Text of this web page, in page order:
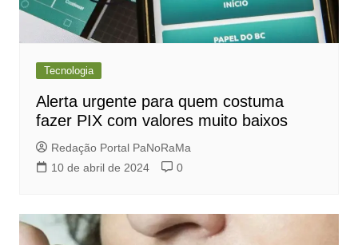
Tecnologia
Alerta urgente para quem costuma
fazer PIX com valores muito baixos
Redação Portal PaNoRaMa
10 de abril de 2024
0